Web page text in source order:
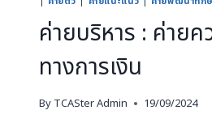
ค่ายบริหาร : ค่าย
ทางการเงิน
By TCASter Admin 19/09/2024